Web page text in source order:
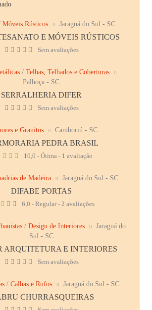
Móveis Rústicos Jaraguá do Sul - SC
E MÓVEIS RÚSTICOS
Sem avaliações
/ Telhas, Telhados e Coberturas
Palhoça - SC
SERRALHERIA DIFER
Sem avaliações
e Granitos Camboriú - SC
PEDRA BRASIL
10,0 - Ótima - 1 avaliação
de Madeira Jaraguá do Sul - SC
DIFABE PORTAS
6,0 - Regular - 2 avaliações
/ Design de Interiores
Jaraguá do
Sul - SC
ARQUITETURA E INTERIORES
Sem avaliações
/ Calhas e Rufos Jaraguá do Sul - SC
CHURRASQUEIRAS